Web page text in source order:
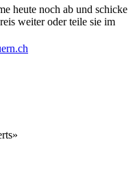
heute noch ab und schicke
weiter oder teile sie im